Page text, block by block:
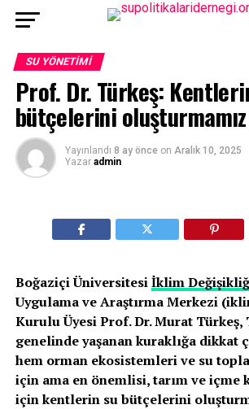
SU YÖNETIMI
Prof. Dr. Türkeş:
bütçelerini
Yayınlandı 8 ay önce on Aralık 10, 2025
Yazar admin
Boğaziçi Üniversitesiİklim
Uygulama ve Araştırma Merkezi
Kurulu Üyesi Prof. Dr. Murat Türkeş,
genelinde yaşanan kuraklığa dikkat
hem orman ekosistemleri ve su
için ama en önemlisi, tarım ve içme
için kentlerin su bütçelerini